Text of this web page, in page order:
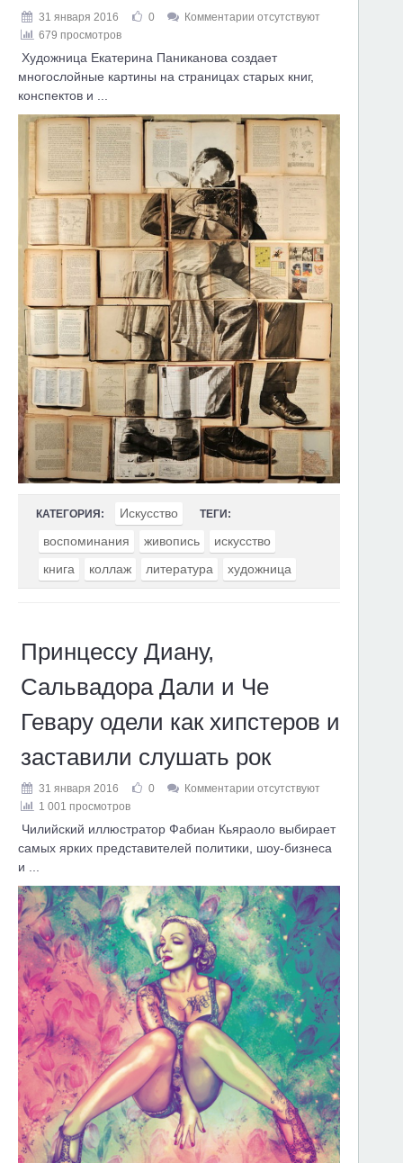
31 января 2016 0
Комментарии отсутствуют
679 просмотров
Художница Екатерина Паниканова создает
многослойные картины на страницах старых книг,
конспектов и ...
КАТЕГОРИЯ: Искусство ТЕГИ:
воспоминания живопись
искусство
книга
коллаж литература художница
Принцессу Диану,
Сальвадора Дали и Че
Гевару одели как хипстеров и
заставили слушать рок
31 января 2016 0
Комментарии отсутствуют
1 001 просмотров
Чилийский иллюстратор Фабиан Кьяраоло выбирает
самых ярких представителей политики, шоу-бизнеса
и ...